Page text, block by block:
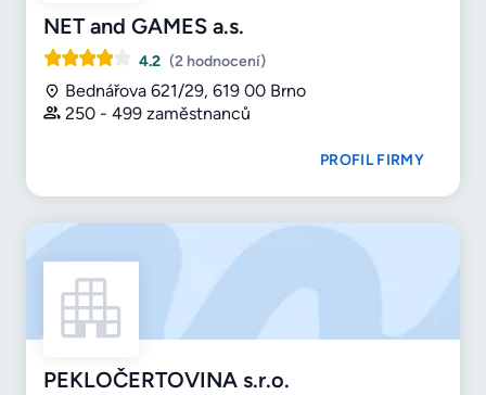
NET and GAMES a.s.
4.2 (2 hodnocení)
Bednářova 621/29, 619 00 Brno
250 - 499 zaměstnanců
PROFIL FIRMY
PEKLOČERTOVINA s.r.o.